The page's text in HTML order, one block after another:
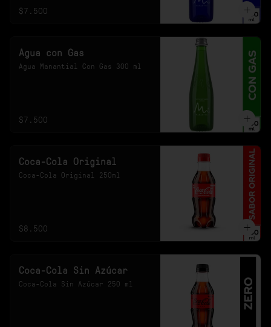
$7.500
Agua con Gas
Agua Manantial Con Gas 300 ml
$7.500
Coca-Cola Original
Coca-Cola Original 250ml
$8.500
Coca-Cola Sin Azúcar
Coca-Cola Sin Azúcar 250 ml